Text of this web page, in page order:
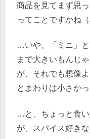
商品を見てまず思
ってことですかね
…いや、「ミニ」
まで大きいもんじ
が、それでも想像
とまわりは小さか
…と、ちょっと食
が、スパイス好き